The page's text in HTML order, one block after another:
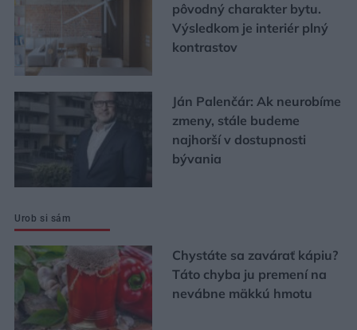
pôvodný charakter bytu.
Výsledkom je interiér plný
kontrastov
Ján Palenčár: Ak neurobíme
zmeny, stále budeme
najhorší v dostupnosti
bývania
Urob si sám
Chystáte sa zavárať kápiu?
Táto chyba ju premení na
nevábne mäkkú hmotu